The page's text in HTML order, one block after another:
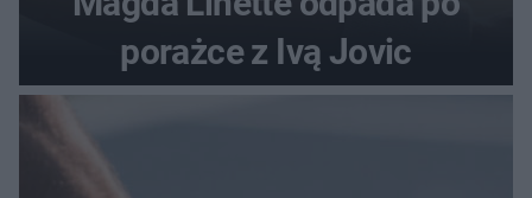
porażce z Ivą Jovic